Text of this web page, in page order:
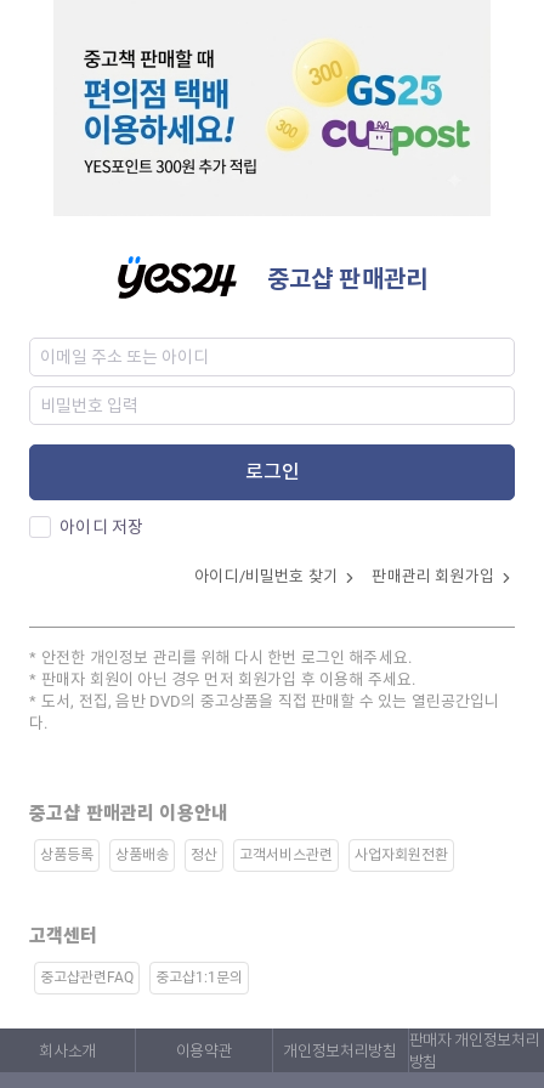
중고샵 판매관리
로그인
아이디 저장
아이디/비밀번호 찾기 판매관리 회원가입
안전한 개인정보 관리를 위해 다시 한번 로그인 해주세요.
판매자 회원이 아닌 경우 먼저 회원가입 후 이용해 주세요.
도서, 전집, 음반 DVD의 중고상품을 직접 판매할 수 있는 열린공간입니
다.
중고샵 판매관리 이용안내
상품등록 상품배송 정산 고객서비스관련 사업자회원전환
고객센터
중고샵관련FAQ 중고샵1:1문의
회사소개 이용약관 개인정보처리방침
판매자 개인정보처리
방침